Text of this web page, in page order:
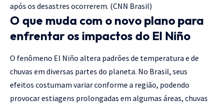
após os desastres ocorrerem. (CNN Brasil)
O que muda com o novo plano para
enfrentar os impactos do El Niño
O fenômeno El Niño altera padrões de temperatura e de
chuvas em diversas partes do planeta. No Brasil, seus
efeitos costumam variar conforme a região, podendo
provocar estiagens prolongadas em algumas áreas, chuvas